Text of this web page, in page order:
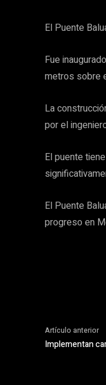
El Puente
Fue
metros sobre
La
por el
El puente
El Puente
progreso en
Artículo anterior
Implementan